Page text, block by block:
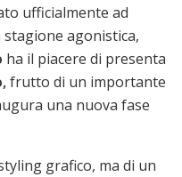
ufficialmente ad
agonistica,
ha il piacere di presenta
frutto di un importante
una nuova fase
grafico, ma di un